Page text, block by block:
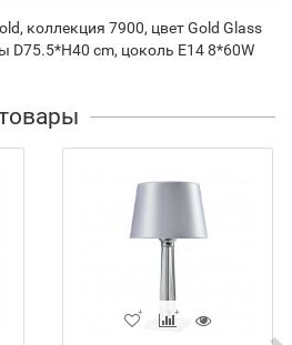
коллекция 7900, цвет Gold Glass
cm, цоколь E14 8*60W